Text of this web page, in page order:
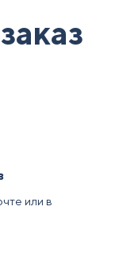
или в